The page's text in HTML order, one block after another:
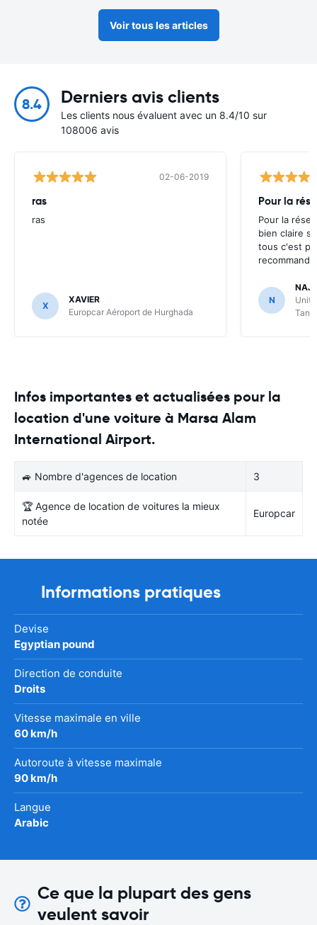
Voir tous les articles
8.4 Derniers avis clients
Les clients nous évaluent avec un 8.4/10 sur
108006 avis
02-06-2019
ras
ras
X
XAVIER
Europcar Aéroport de Hurghada
Pour la
Pour la
bien claire
tous c'est
N
Infos importantes et actualisées pour la
location d'une voiture à Marsa Alam
International Airport.
🚙 Nombre d'agences de location 3
🏆 Agence de location de voitures la mieux
notée
Europcar
Informations pratiques
Devise
Egyptian pound
Direction de conduite
Droits
Vitesse maximale en ville
60 km/h
Autoroute à vitesse maximale
90 km/h
Langue
Arabic
Ce que la plupart des gens
veulent savoir